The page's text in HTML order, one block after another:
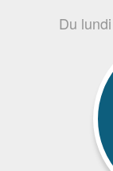
Du